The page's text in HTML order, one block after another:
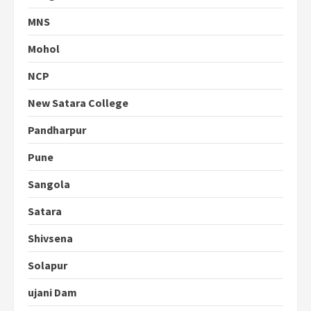
MNS
Mohol
NCP
New Satara College
Pandharpur
Pune
Sangola
Satara
Shivsena
Solapur
ujani Dam